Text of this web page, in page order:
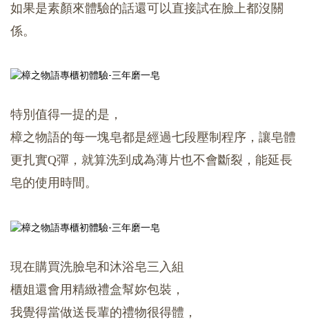
如果是素顏來體驗的話還可以直接試在臉上都沒關
係。
特別值得一提的是，
樟之物語的每一塊皂都是經過七段壓制程序， 讓皂體
更扎實Q彈，就算洗到成為薄片也不會斷裂， 能延長
皂的使用時間。
現在購買洗臉皂和沐浴皂三入組
櫃姐還會用精緻禮盒幫妳包裝，
我覺得當做送長輩的禮物很得體，